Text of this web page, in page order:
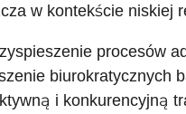
w kontekście niskiej
procesów
biurokratycznych
i konkurencyjną